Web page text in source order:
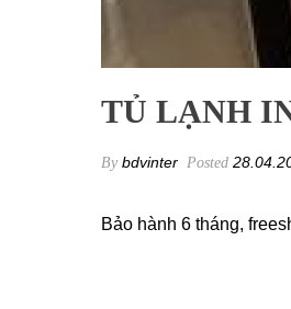
TỦ LẠNH
By bdvinter Posted
Bảo hành 6 tháng,